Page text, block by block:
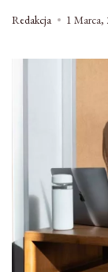
Redakcja 1 Marca,